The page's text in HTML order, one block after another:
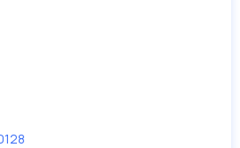
AVLKRAFT.